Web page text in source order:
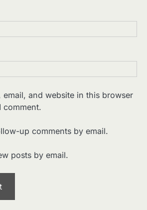
email, and website in this browser
comment.
up comments by email.
posts by email.
दौर की खतरनाक हकीकत
Jain
Last Command (1928) Review
Jain